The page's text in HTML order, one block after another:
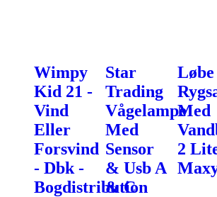
Wimpy
Kid 21 -
Vind
Eller
Forsvind
- Dbk -
Bogdistribution
Star
Trading
Vågelampe
Med
Sensor
& Usb A
& C
Løbe
Med
2